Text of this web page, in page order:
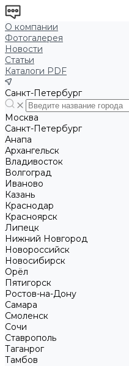
О компании
Фотогалерея
Новости
Статьи
Каталоги PDF
Санкт-Петербург
Москва
Санкт-Петербург
Анапа
Архангельск
Владивосток
Волгоград
Иваново
Казань
Краснодар
Красноярск
Липецк
Нижний Новгород
Новороссийск
Новосибирск
Орёл
Пятигорск
Ростов-на-Дону
Самара
Смоленск
Сочи
Ставрополь
Таганрог
Тамбов